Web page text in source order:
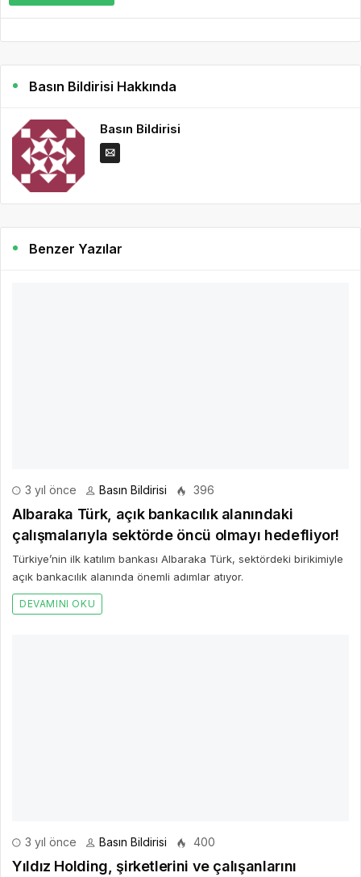
Basın Bildirisi Hakkında
Basın Bildirisi
Benzer Yazılar
3 yıl önce Basın Bildirisi 396
Albaraka Türk, açık bankacılık alanındaki
çalışmalarıyla sektörde öncü olmayı hedefliyor!
Türkiye’nin ilk katılım bankası Albaraka Türk, sektördeki birikimiyle
açık bankacılık alanında önemli adımlar atıyor.
DEVAMINI OKU
3 yıl önce Basın Bildirisi 400
Yıldız Holding, şirketlerini ve çalışanlarını